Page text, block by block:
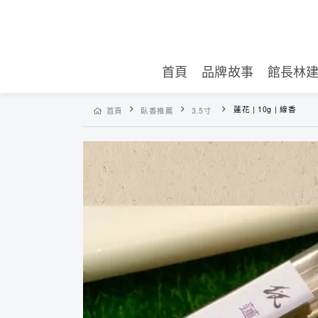
首頁 品牌故事 館長林
首頁 臥香推薦 3.5寸 蓮花 | 10g | 線香